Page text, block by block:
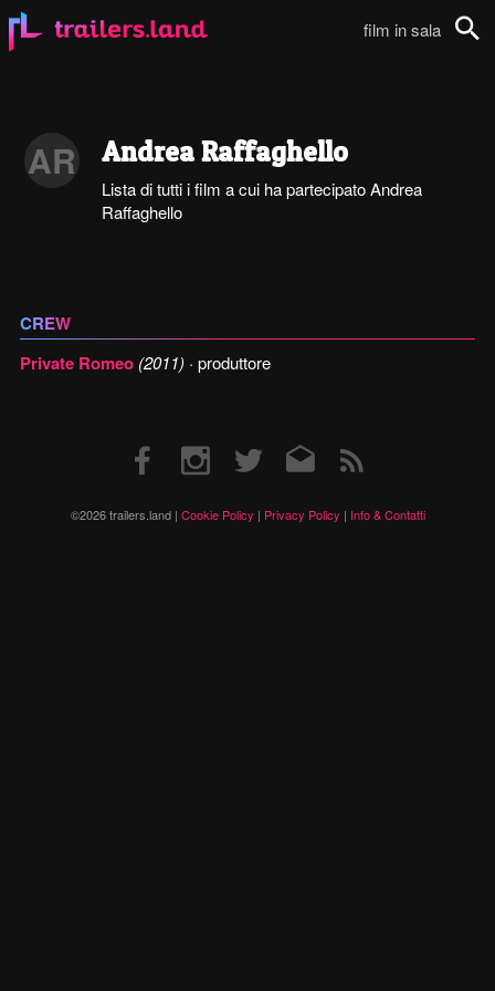
film in sala
AR Andrea Raffaghello
Lista di tutti i film a cui ha partecipato Andrea
Raffaghello
CREW
Private Romeo (2011) · produttore
©2026 trailers.land | Cookie Policy | Privacy Policy | Info & Contatti